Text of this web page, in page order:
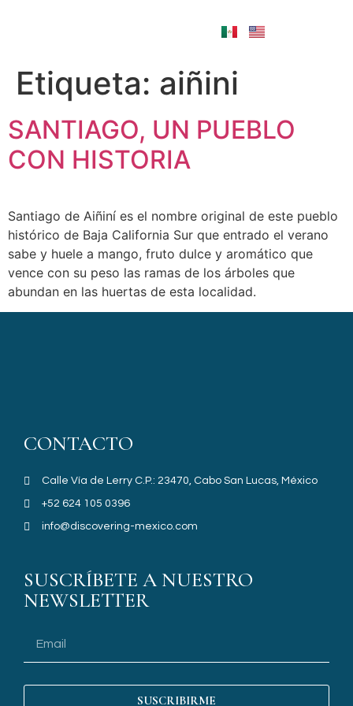
Etiqueta: aiñini
SANTIAGO, UN PUEBLO
CON HISTORIA
Santiago de Aiñiní es el nombre original de este pueblo
histórico de Baja California Sur que entrado el verano
sabe y huele a mango, fruto dulce y aromático que
vence con su peso las ramas de los árboles que
abundan en las huertas de esta localidad.
CONTACTO
Calle Vía de Lerry C.P.: 23470, Cabo San Lucas, México
+52 624 105 0396
info@discovering-mexico.com
SUSCRÍBETE A NUESTRO
NEWSLETTER
SUSCRIBIRME